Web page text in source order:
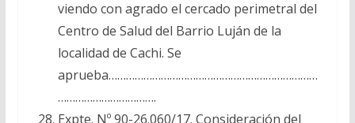
viendo con agrado el cercado perimetral del
Centro de Salud del Barrio Luján de la
localidad de Cachi. Se
aprueba………………………………………………………………
…………………………….
Expte. Nº 90-26.060/17. Consideración del